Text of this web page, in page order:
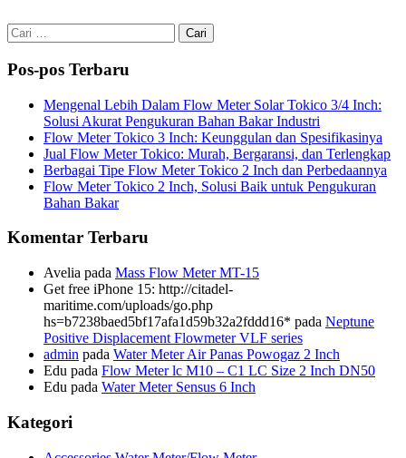
Cari
untuk:
Pos-pos Terbaru
Mengenal Lebih Dalam Flow Meter Solar Tokico 3/4 Inch:
Solusi Akurat Pengukuran Bahan Bakar Industri
Flow Meter Tokico 3 Inch: Keunggulan dan Spesifikasinya
Jual Flow Meter Tokico: Murah, Bergaransi, dan Terlengkap
Berbagai Tipe Flow Meter Tokico 2 Inch dan Perbedaannya
Flow Meter Tokico 2 Inch, Solusi Baik untuk Pengukuran
Bahan Bakar
Komentar Terbaru
Avelia pada Mass Flow Meter MT-15
Get free iPhone 15: http://citadel-
maritime.com/uploads/go.php
hs=b7238baed5bf17afa1d59b32a2fddd16* pada Neptune
Positive Displacement Flowmeter VLF series
admin pada Water Meter Air Panas Powogaz 2 Inch
Edu pada Flow Meter lc M10 – C1 LC Size 2 Inch DN50
Edu pada Water Meter Sensus 6 Inch
Kategori